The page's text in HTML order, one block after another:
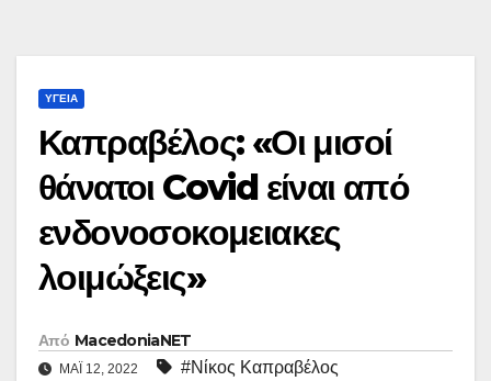
ΥΓΕΊΑ
Καπραβέλος: «Οι μισοί
θάνατοι Covid είναι από
ενδονοσοκομειακες
λοιμώξεις»
Από MacedoniaNET
ΜΆΙ 12, 2022 #Νίκος Καπραβέλος